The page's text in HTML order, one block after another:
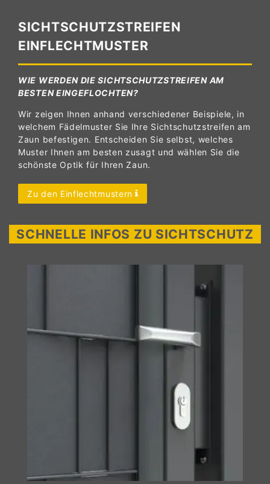
SICHTSCHUTZSTREIFEN
EINFLECHTMUSTER
WIE WERDEN DIE SICHTSCHUTZSTREIFEN AM
BESTEN EINGEFLOCHTEN?
Wir zeigen Ihnen anhand verschiedener Beispiele, in
welchem Fädelmuster Sie Ihre Sichtschutzstreifen am
Zaun befestigen. Entscheiden Sie selbst, welches
Muster Ihnen am besten zusagt und wählen Sie die
schönste Optik für Ihren Zaun.
Zu den Einflechtmustern
SCHNELLE INFOS ZU SICHTSCHUTZ